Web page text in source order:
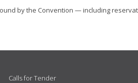
by the Convention — including
Calls for Tender